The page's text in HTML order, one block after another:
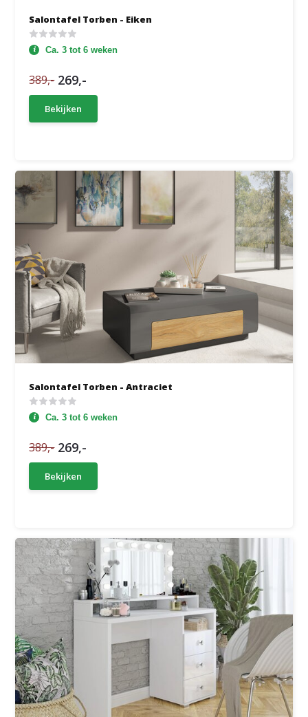
Salontafel Torben - Eiken
Ca. 3 tot 6 weken
389,- 269,-
Bekijken
Salontafel Torben - Antraciet
Ca. 3 tot 6 weken
389,- 269,-
Bekijken